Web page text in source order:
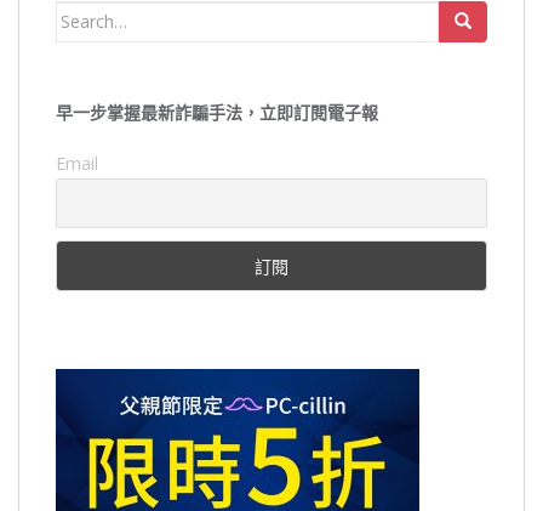
Search
早一步掌握最新詐騙手法，立即訂閱電子報
Email